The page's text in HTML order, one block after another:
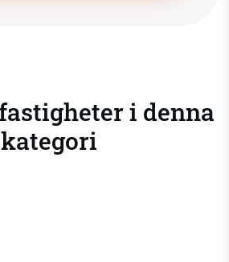
i denna
kategori